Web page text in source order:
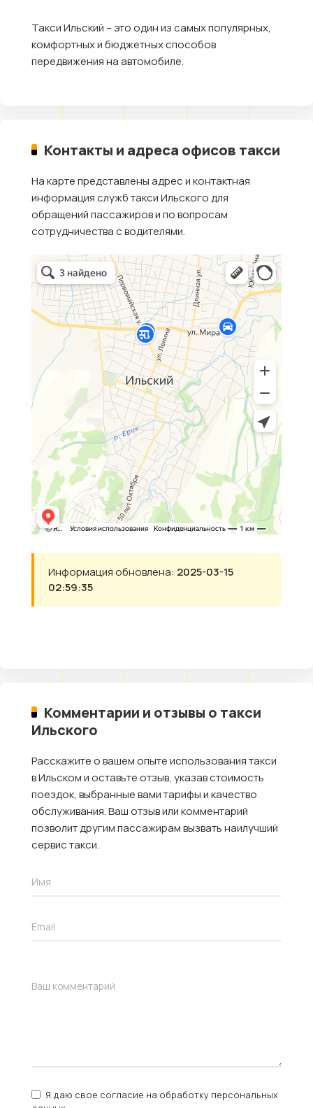
Такси Ильский – это один из самых популярных,
комфортных и бюджетных способов
передвижения на автомобиле.
Контакты и адреса офисов такси
На карте представлены адрес и контактная
информация служб такси Ильского для
обращений пассажиров и по вопросам
сотрудничества с водителями.
Информация обновлена: 2025-03-15
02:59:35
Комментарии и отзывы о такси
Ильского
Расскажите о вашем опыте использования такси
в Ильском и оставьте отзыв, указав стоимость
поездок, выбранные вами тарифы и качество
обслуживания. Ваш отзыв или комментарий
позволит другим пассажирам вызвать наилучший
сервис такси.
Я даю свое согласие на обработку персональных